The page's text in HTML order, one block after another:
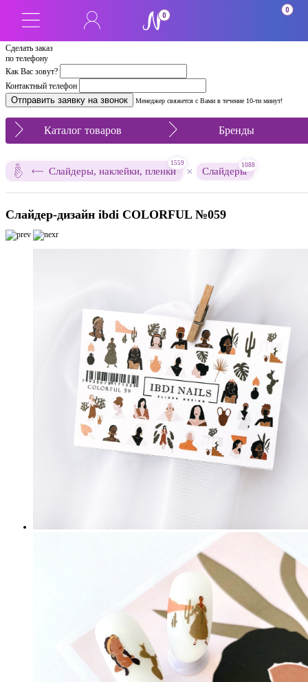
Сделать заказ
по телефону
Как Вас зовут?
Контактный телефон
Менеджер свяжется с Вами в течение 10-ти минут!
0
0
Каталог товаров Бренды
Слайдеры, наклейки, пленки
1559
× Слайдеры
1088
Слайдер-дизайн ibdi COLORFUL №059